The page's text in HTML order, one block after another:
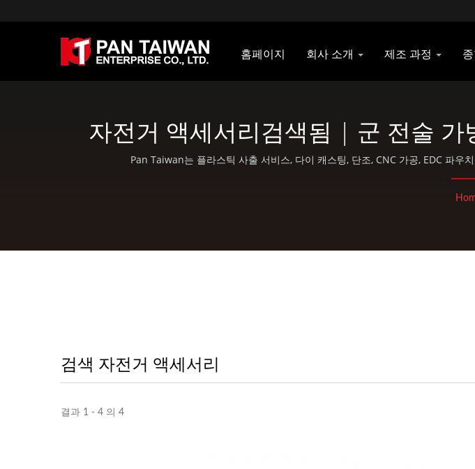
홈페이지 회사 소개 제조 과정
자전거 액세서리검색됨 | 군 전술
Pan Taiwan는 플라스틱 사출 서비스, 다이 캐스팅, 단조, CNC 가공, EDC 파
검색 자전거 액세서리
결과 1 - 4 의 4